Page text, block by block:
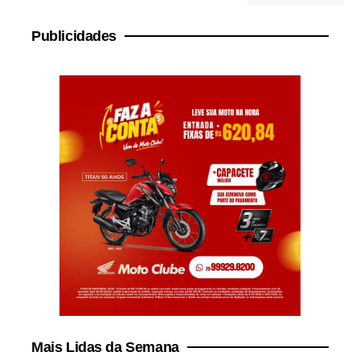
Publicidades
Mais Lidas da Semana